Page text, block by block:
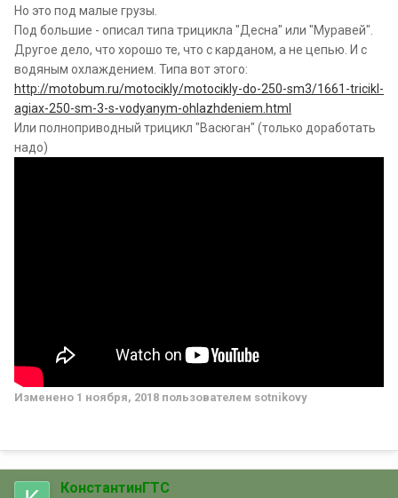
Но это под малые грузы.
Под большие - описал типа трицикла "Десна" или "Муравей".
Другое дело, что хорошо те, что с карданом, а не цепью. И с
водяным охлаждением. Типа вот этого:
http://motobum.ru/motocikly/motocikly-do-250-sm3/1661-tricikl-
agiax-250-sm-3-s-vodyanym-ohlazhdeniem.html
Или полноприводный трицикл "Васюган" (только доработать
надо)
Изменено 1 ноября, 2018 пользователем sotnikovy
КонстантинГТС